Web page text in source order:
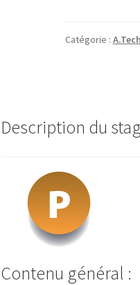
fromagère
2026
Catégorie :
Description du
Contenu général :